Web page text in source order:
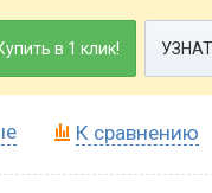
в 1 клик!
К сравнению